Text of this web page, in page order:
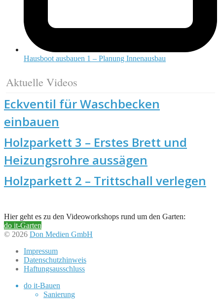
Hausboot ausbauen 1 – Planung Innenausbau
Aktuelle Videos
Eckventil für Waschbecken
einbauen
Holzparkett 3 – Erstes Brett und
Heizungsrohre aussägen
Holzparkett 2 – Trittschall verlegen
Hier geht es zu den Videoworkshops rund um den Garten:
do it-Garten
© 2026 Don Medien GmbH
Impressum
Datenschutzhinweis
Haftungsausschluss
do it-Bauen
Sanierung